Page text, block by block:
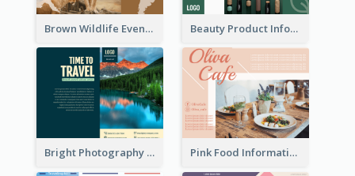
Brown Wildlife Event Program Tri Fold Brochure Beauty Product Informational Tri Fold Brochure
Bright Photography Travel Tri Fold Brochure Pink Food Informational Brochure